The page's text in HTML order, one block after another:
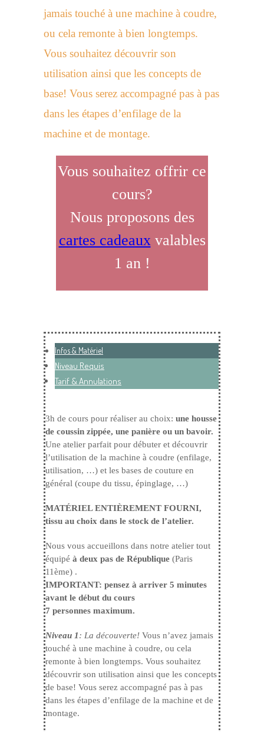
jamais touché à une machine à coudre,
ou cela remonte à bien longtemps.
Vous souhaitez découvrir son
utilisation ainsi que les concepts de
base! Vous serez accompagné pas à pas
dans les étapes d’enfilage de la
machine et de montage.
Vous souhaitez offrir ce
cours?
Nous proposons des
cartes cadeaux valables
1 an !
Infos & Matériel
Niveau Requis
Tarif & Annulations
3h de cours pour réaliser au choix: une housse
de coussin zippée, une panière ou un bavoir.
Une atelier parfait pour débuter et découvrir
l’utilisation de la machine à coudre (enfilage,
utilisation, …) et les bases de couture en
général (coupe du tissu, épinglage, …)
MATÉRIEL ENTIÈREMENT FOURNI,
tissu au choix dans le stock de l’atelier.
Nous vous accueillons dans notre atelier tout
équipé à deux pas de République (Paris
11ème) .
IMPORTANT: pensez à arriver 5 minutes
avant le début du cours
7 personnes maximum.
Niveau 1: La découverte! Vous n’avez jamais
touché à une machine à coudre, ou cela
remonte à bien longtemps. Vous souhaitez
découvrir son utilisation ainsi que les concepts
de base! Vous serez accompagné pas à pas
dans les étapes d’enfilage de la machine et de
montage.